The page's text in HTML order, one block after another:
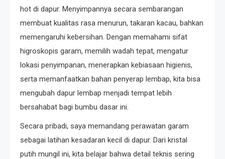
hot di dapur. Menyimpannya secara sembarangan
membuat kualitas rasa menurun, takaran kacau, bahkan
memengaruhi kebersihan. Dengan memahami sifat
higroskopis garam, memilih wadah tepat, mengatur
lokasi penyimpanan, menerapkan kebiasaan higienis,
serta memanfaatkan bahan penyerap lembap, kita bisa
mengubah dapur lembap menjadi tempat lebih
bersahabat bagi bumbu dasar ini.
Secara pribadi, saya memandang perawatan garam
sebagai latihan kesadaran kecil di dapur. Dari kristal
putih mungil ini, kita belajar bahwa detail teknis sering